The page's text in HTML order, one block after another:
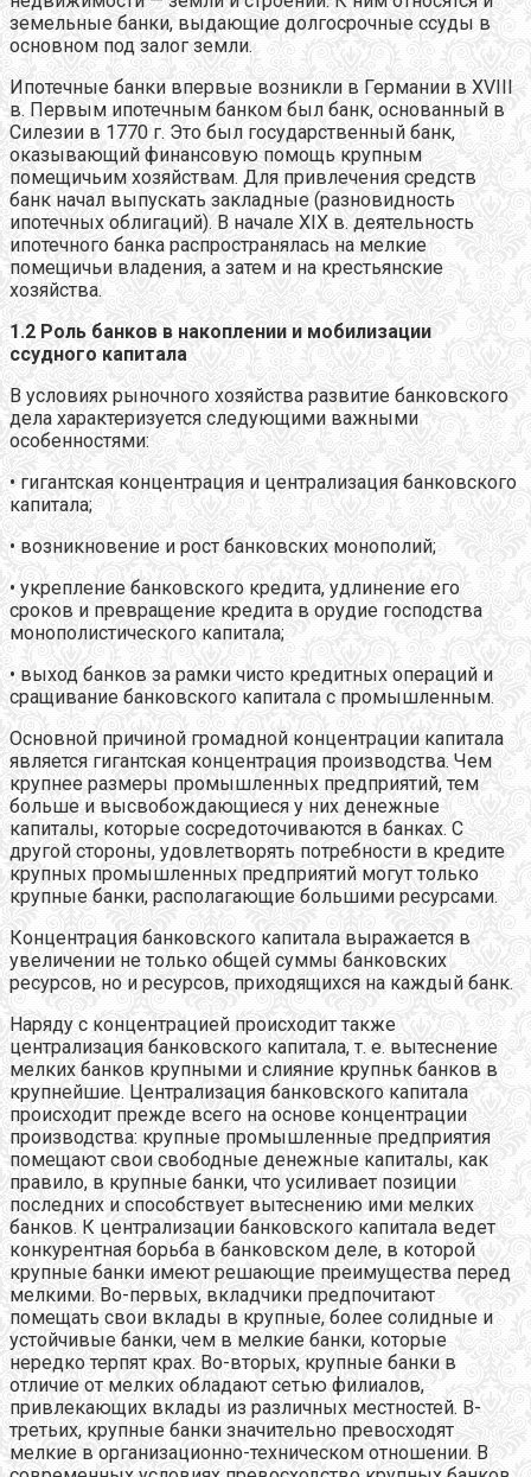
земельные банки, выдающие долгосрочные ссуды в
основном под залог земли.
Ипотечные банки впервые возникли в Германии в XVIII
в. Первым ипотечным банком был банк, основанный в
Силезии в 1770 г. Это был государственный банк,
оказывающий финансовую помощь крупным
помещичьим хозяйствам. Для привлечения средств
банк начал выпускать закладные (разновидность
ипотечных облигаций). В начале XIX в. деятельность
ипотечного банка распространялась на мелкие
помещичьи владения, а затем и на крестьянские
хозяйства.
1.2 Роль банков в накоплении и мобилизации
ссудного капитала
В условиях рыночного хозяйства развитие банковского
дела характеризуется следующими важными
особенностями:
• гигантская концентрация и централизация банковского
капитала;
• возникновение и рост банковских монополий;
• укрепление банковского кредита, удлинение его
сроков и превращение кредита в орудие господства
монополистического капитала;
• выход банков за рамки чисто кредитных операций и
сращивание банковского капитала с промышленным.
Основной причиной громадной концентрации капитала
является гигантская концентрация производства. Чем
крупнее размеры промышленных предприятий, тем
больше и высвобождающиеся у них денежные
капиталы, которые сосредоточиваются в банках. С
другой стороны, удовлетворять потребности в кредите
крупных промышленных предприятий могут только
крупные банки, располагающие большими ресурсами.
Концентрация банковского капитала выражается в
увеличении не только общей суммы банковских
ресурсов, но и ресурсов, приходящихся на каждый банк.
Наряду с концентрацией происходит также
централизация банковского капитала, т. е. вытеснение
мелких банков крупными и слияние крупньк банков в
крупнейшие. Централизация банковского капитала
происходит прежде всего на основе концентрации
производства: крупные промышленные предприятия
помещают свои свободные денежные капиталы, как
правило, в крупные банки, что усиливает позиции
последних и способствует вытеснению ими мелких
банков. К централизации банковского капитала ведет
конкурентная борьба в банковском деле, в которой
крупные банки имеют решающие преимущества перед
мелкими. Во-первых, вкладчики предпочитают
помещать свои вклады в крупные, более солидные и
устойчивые банки, чем в мелкие банки, которые
нередко терпят крах. Во-вторых, крупные банки в
отличие от мелких обладают сетью филиалов,
привлекающих вклады из различных местностей. В-
третьих, крупные банки значительно превосходят
мелкие в организационно-техническом отношении. В